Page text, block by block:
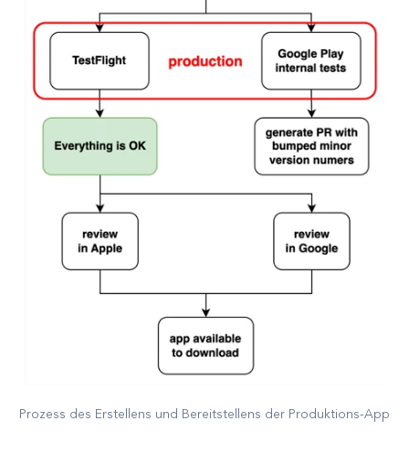
Prozess des Erstellens und Bereitstellens der Produktions-App